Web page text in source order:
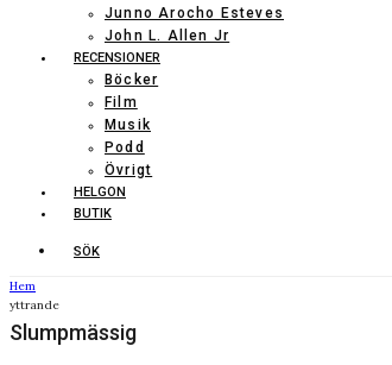
Junno Arocho Esteves
John L. Allen Jr
RECENSIONER
Böcker
Film
Musik
Podd
Övrigt
HELGON
BUTIK
SÖK
Hem
yttrande
Slumpmässig